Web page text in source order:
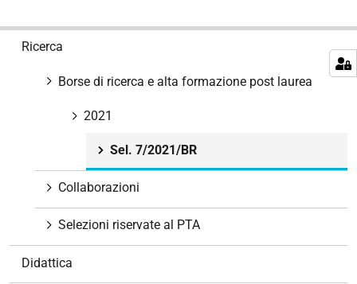
Ricerca
Borse di ricerca e alta formazione post laurea
2021
Sel. 7/2021/BR
Collaborazioni
Selezioni riservate al PTA
Didattica